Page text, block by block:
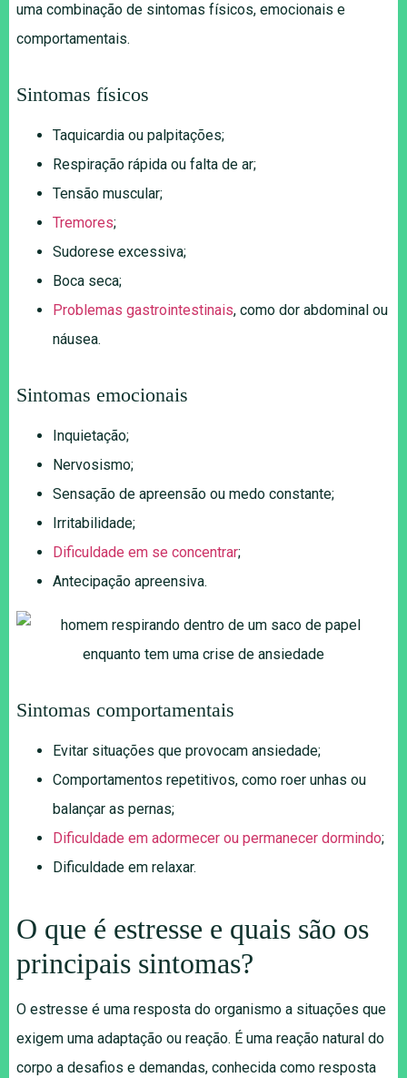
uma combinação de sintomas físicos, emocionais e
comportamentais.
Sintomas físicos
Taquicardia ou palpitações;
Respiração rápida ou falta de ar;
Tensão muscular;
Tremores;
Sudorese excessiva;
Boca seca;
Problemas gastrointestinais, como dor abdominal ou
náusea.
Sintomas emocionais
Inquietação;
Nervosismo;
Sensação de apreensão ou medo constante;
Irritabilidade;
Dificuldade em se concentrar;
Antecipação apreensiva.
Sintomas comportamentais
Evitar situações que provocam ansiedade;
Comportamentos repetitivos, como roer unhas ou
balançar as pernas;
Dificuldade em adormecer ou permanecer dormindo;
Dificuldade em relaxar.
O que é estresse e quais são os
principais sintomas?
O estresse é uma resposta do organismo a situações que
exigem uma adaptação ou reação. É uma reação natural do
corpo a desafios e demandas, conhecida como resposta